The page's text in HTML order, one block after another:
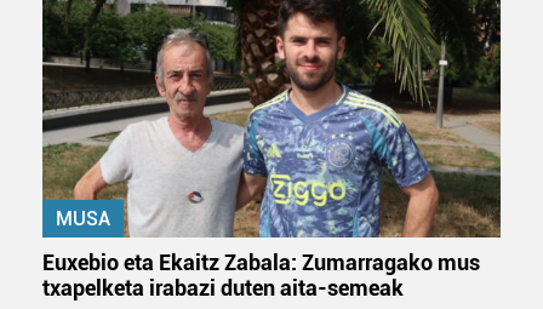
produktuak garatzeko. Zure datuak nork eta zertarako
erabiltzen dituen hauta dezakezu.
Bazkide batzuek ez dizute baimenik eskatzen, eta beren
interes komertzial legitimoetan babesten dira. Ikusi gure
bazkideen zerrenda, beren ustez zein helburutarako
duten interes legitimoa eta horren aurka nola egin
dezakezun ikusteko.
Lortu zure datu pertsonalak prozesatzeko moduari
buruzko informazio gehiago eta ezarri zure lehentasunak
MUSA
Euxebio eta Ekaitz Zabala: Zumarragako mus
txapelketa irabazi duten aita-semeak